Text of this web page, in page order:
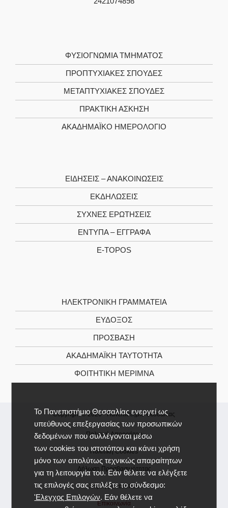
Το Πανεπιστήμιο Θεσσαλίας ενεργεί ως
υπεύθυνος επεξεργασίας των προσωπικών
δεδομένων που συλλέγονται μέσω
των cookies του ιστοτόπου και κάνει χρήση
μόνο των απολύτως τεχνικώς απαραίτητων
για τη λειτουργία του. Εάν θέλετε να ελέγξετε
τις επιλογές σας επιλέξτε το σύνδεσμο:
'Ελεγχος Επιλογών. Εάν θέλετε να
ΦΥΣΙΟΓΝΩΜΊΑ TΜΉΜΑΤΟΣ
ΠΡΟΠΤΥΧΙΑΚΈΣ ΣΠΟΥΔΈΣ
ΜΕΤΑΠΤΥΧΙΑΚΈΣ ΣΠΟΥΔΈΣ
ΠΡΑΚΤΙΚΉ ΆΣΚΗΣΗ
ΑΚΑΔΗΜΑΪΚΌ ΗΜΕΡΟΛΌΓΙΟ
ΕΙΔΉΣΕΙΣ – ΑΝΑΚΟΙΝΏΣΕΙΣ
ΕΚΔΗΛΏΣΕΙΣ
ΣΥΧΝΈΣ ΕΡΩΤΉΣΕΙΣ
ΈΝΤΥΠΑ – ΈΓΓΡΑΦΑ
E-TOPOS
ΗΛΕΚΤΡΟΝΙΚΉ ΓΡΑΜΜΑΤΕΊΑ
ΕΥΔΟΞΟΣ
ΠΡΟΣΒΑΣΗ
ΑΚΑΔΗΜΑΪΚΉ ΤΑΥΤΌΤΗΤΑ
ΦΟΙΤΗΤΙΚΉ ΜΈΡΙΜΝΑ
Copyright © 2026 -Πανεπιστήμιο Θεσσαλίας
Πολιτική Απορρήτου
Πολιτική Cookies
Δήλωση Προσβασιμότητας
Χάρτης Ιστοτόπου
Επικοινωνία